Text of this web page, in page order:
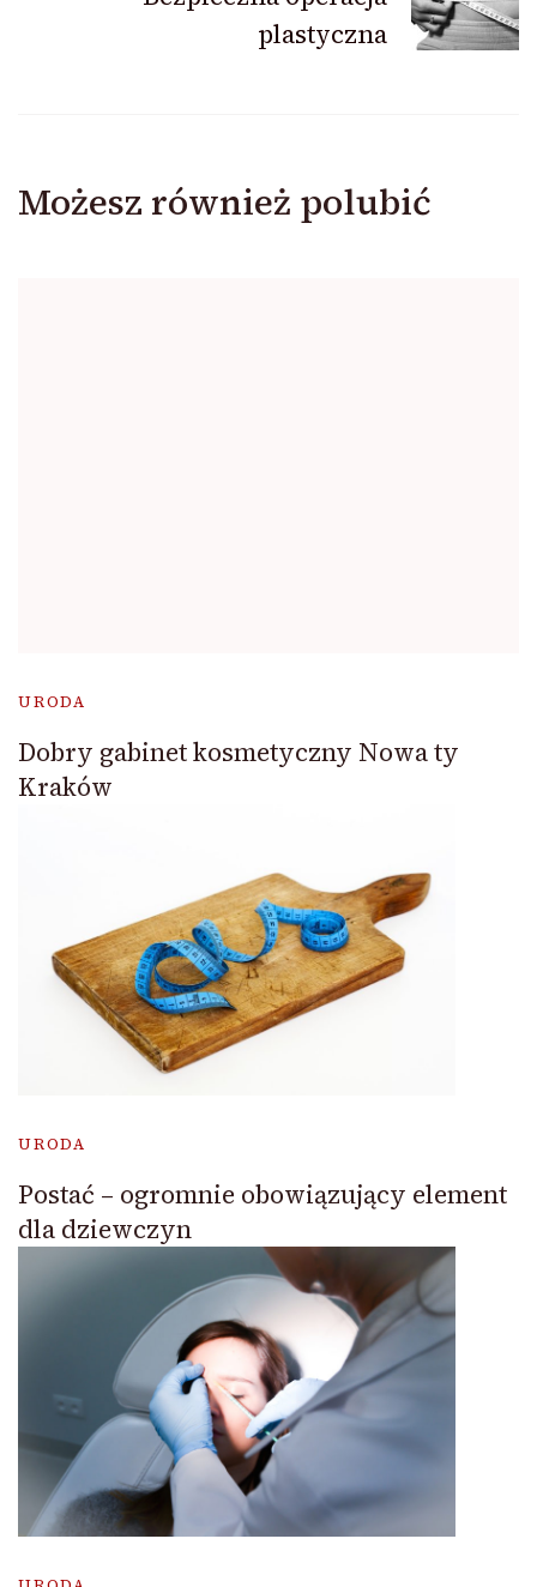
plastyczna
Możesz również polubić
URODA
Dobry gabinet kosmetyczny Nowa ty
Kraków
URODA
Postać – ogromnie obowiązujący element
dla dziewczyn